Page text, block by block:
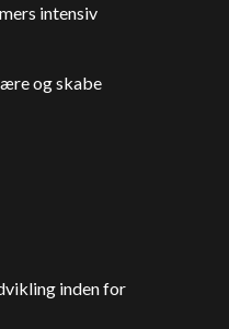
intensiv
og skabe
inden for